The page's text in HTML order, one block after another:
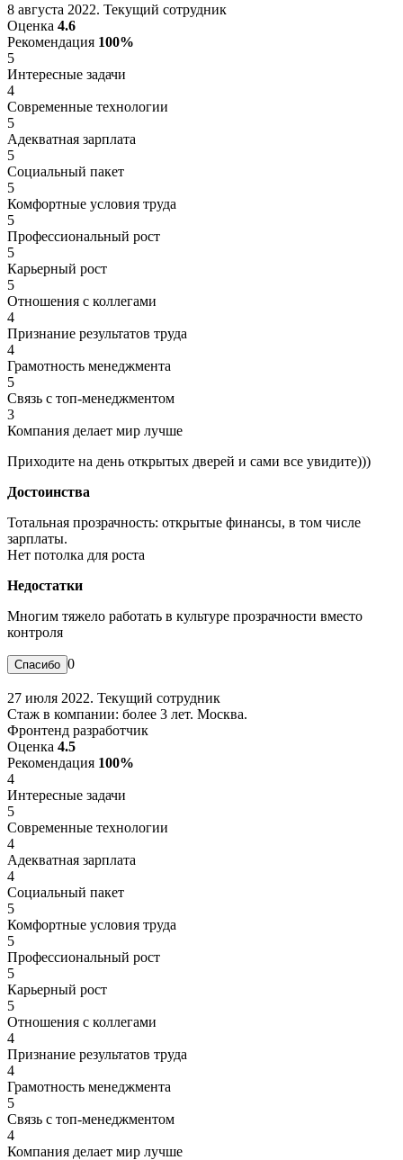
8 августа 2022. Текущий сотрудник
Оценка 4.6
Рекомендация 100%
5
Интересные задачи
4
Современные технологии
5
Адекватная зарплата
5
Социальный пакет
5
Комфортные условия труда
5
Профессиональный рост
5
Карьерный рост
5
Отношения с коллегами
4
Признание результатов труда
4
Грамотность менеджмента
5
Связь с топ-менеджментом
3
Компания делает мир лучше
Приходите на день открытых дверей и сами все увидите)))
Достоинства
Тотальная прозрачность: открытые финансы, в том числе
зарплаты.
Нет потолка для роста
Недостатки
Многим тяжело работать в культуре прозрачности вместо
контроля
0
27 июля 2022. Текущий сотрудник
Стаж в компании: более 3 лет. Москва.
Фронтенд разработчик
Оценка 4.5
Рекомендация 100%
4
Интересные задачи
5
Современные технологии
4
Адекватная зарплата
4
Социальный пакет
5
Комфортные условия труда
5
Профессиональный рост
5
Карьерный рост
5
Отношения с коллегами
4
Признание результатов труда
4
Грамотность менеджмента
5
Связь с топ-менеджментом
4
Компания делает мир лучше